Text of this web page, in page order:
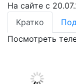
На сайте с
Кратко
Посмотреть